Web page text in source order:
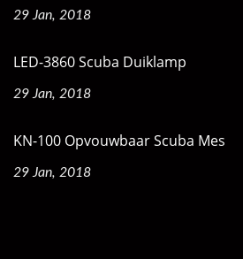
29 Jan, 2018
LED-3860 Scuba Duiklamp
29 Jan, 2018
KN-100 Opvouwbaar Scuba Mes
29 Jan, 2018